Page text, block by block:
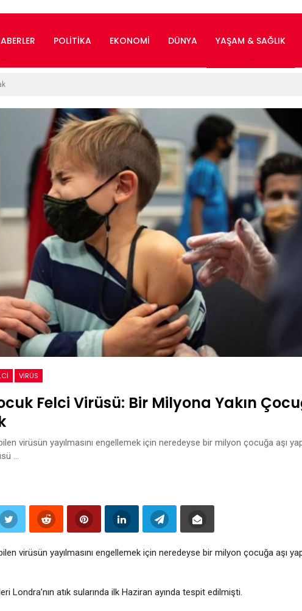
POLITIKA EKONOMI DÜNYA YAŞAM & SAĞLIK
VIRÜS
Felci Virüsü: Bir Milyona Yakın
virüsün yayılmasını engellemek için neredeyse bir milyon çocuğa aşı
…
virüsün yayılmasını engellemek için neredeyse bir milyon çocuğa aşı
Londra’nın atık sularında ilk Haziran ayında tespit edilmişti.